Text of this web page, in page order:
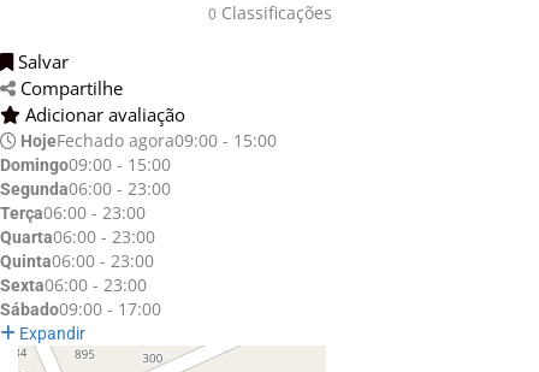
0Classificações
Salvar
Compartilhe
Adicionar avaliação
HojeFechado agora09:00 - 15:00
Domingo09:00 - 15:00
Segunda06:00 - 23:00
Terça06:00 - 23:00
Quarta06:00 - 23:00
Quinta06:00 - 23:00
Sexta06:00 - 23:00
Sábado09:00 - 17:00
Expandir